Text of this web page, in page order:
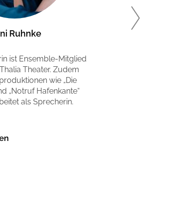
Ruhnke
ist Ensemble-Mitglied
Theater. Zudem
wie „Die
„Notruf Hafenkante“
als Sprecherin.